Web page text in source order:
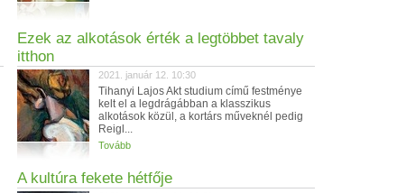
Ezek az alkotások érték a legtöbbet tavaly
itthon
2021. január 12. 10:30
Tihanyi Lajos Akt studium című festménye
kelt el a legdrágábban a klasszikus
alkotások közül, a kortárs műveknél pedig
Reigl...
Tovább
A kultúra fekete hétfője